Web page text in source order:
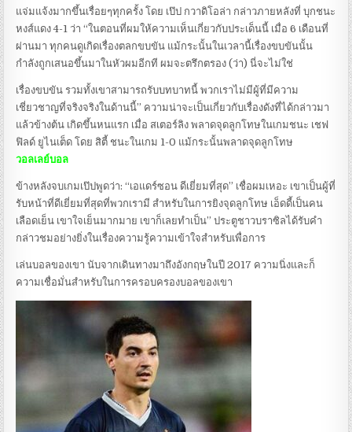
แจ่มแจ้งมากขึ้นเรื่อยๆทุกครั้ง โดย เป๊ป กวาดิโอล่า กล่าวภายหลังที่ บุกชนะ
หงส์แดง 4-1 ว่า “ในตอนที่ผมให้ความเห็นเกี่ยวกับประเด็นนี้ เมื่อ 6 เดือนที่
ผ่านมา ทุกคนดูเกิดเรื่องตลกขบขัน แม้กระนั้นในเวลานี้เรื่องขบขันนั้น
กำลังถูกเสนอขึ้นมาในหัวผมอีกที ผมจะตรึกตรอง (ว่า) นี่จะไม่ใช่
เรื่องขบขัน รวมทั้งเขาสามารถรับบทบาทนี้ พวกเราไม่มีผู้ที่มีความ
เชี่ยวชาญที่จริงจริงในด้านนี้” ความน่าจะเป็นเกี่ยวกับเรื่องดังที่ได้กล่าวมา
แล้วข้างต้น เกิดขึ้นหนแรก เมื่อ สเตอร์ลิง พลาดจุดลูกโทษในเกมชนะ เชฟ
ฟิลด์ ยูไนเต็ด โดย สิตี้ ชนะในเกม 1-0 แม้กระนั้นพลาดจุดลูกโทษ
วอลเลย์บอล
ข้างหลังจบเกมเป๊ปพูดว่า: “เอแดร์ซอน ดีเยี่ยมที่สุด” เชื่อผมเหอะ เขาเป็นผู้ที่
รับหน้าที่ดีเยี่ยมที่สุดที่พวกเรามี สำหรับในการยิงจุดลูกโทษ เอ็ดดี้เป็นคน
เลือดเย็น เขาใจเย็นมากมาย เขาก็เลยทำเป็น” ประตูชาวบราซิลได้รับคำ
กล่าวชมอย่างยิ่งในเรื่องความรู้ความเข้าใจสำหรับเพื่อการ
เล่นบอลของเขา นับจากเดินทางมาถึงอังกฤษในปี 2017 ความนิ่งและก็
ความเชื่อมั่นสำหรับในการครอบครองบอลของเขา